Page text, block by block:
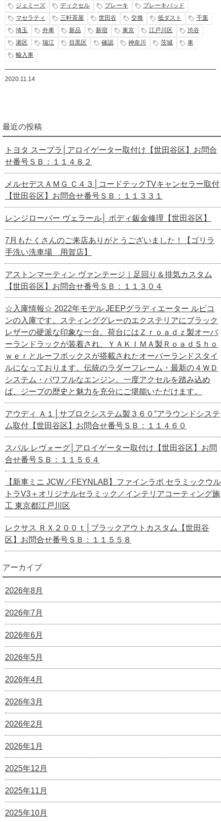
ジェミーズ
ディクセル ブレーキ
ブレーキパッド
マセラティ
三軒茶屋 世田谷 交換 低ダスト
千葉
埼玉
外車 新品 新宿 東京 江戸川区
渋谷
港区
瑞江 目黒区 確認 神奈川 茨城
車
輸入車
2020.11.14
最近の投稿
トヨタ スープラ│アロイゲーター取付け【世田谷区】お問合
せ番号ＳＢ：１１４８２
メルセデスＡＭＧ Ｃ４３│コードテックTVキャンセラー取付
【世田谷区】お問合せ番号ＳＢ：１１３３１
レンジローバー ヴェラール│ ボディ鈑金修理【世田谷区】
7月もたくさんのご来店ありがとうございました！【ゴリラ
手洗い洗車場 用賀店】
アストンマーティン ヴァンテージ｜足回り＆排気カスタム
【世田谷区】お問合せ番号ＳＢ：１１３０４
☆入庫情報☆ 2022年モデル JEEPグラディエーター ルビコ
ンの入庫です。スティンググレーのエクステリアにブラック
レザーの硬派な印象な一台。荷台にはＺｒｏａｄｚ製オーバ
ーランドラックが装着され、ＹＡＫＩＭＡ製ＲｏａｄＳｈｏ
ｗｅｒとルーフボックスが搭載されたオーバーランドスタイ
ルになっております。伝統のラダーフレーム・最新の４ＷＤ
システム・パワフルなエンジン。一度アクセルを踏み込め
ば、ジープの歴史と魅力を充分にご堪能いただけます。
アウディ Ａ１│サブロクシステム製３６０°アラウンドシステ
ム取付【世田谷区】お問合せ番号ＳＢ：１１４６０
スバル レヴォーグ│アロイゲーター取付け【世田谷区】お問
合せ番号ＳＢ：１１５６４
【新車ミニ JCW／FEYNLAB】ファインラボ セラミックウル
トラV3＋オリジナルセラミック／インテリアコーティング施
工 東京都江戸川区
レクサス ＲＸ２００ｔ│ブラックアウトカスタム【世田谷
区】お問合せ番号ＳＢ：１１５５８
アーカイブ
2026年8月
2026年7月
2026年6月
2026年5月
2026年4月
2026年3月
2026年2月
2026年1月
2025年12月
2025年11月
2025年10月